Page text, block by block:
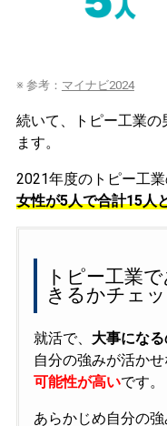
※ 参考： マイナビ2024
続いて、トピー工業の
ます。
2021年度のトピー工業
女性が5人で合計15人
トピー工業
きるかチェ
就活で、 大事にな
自分の強みが活か
可能性が高いです。
あらかじめ自分の